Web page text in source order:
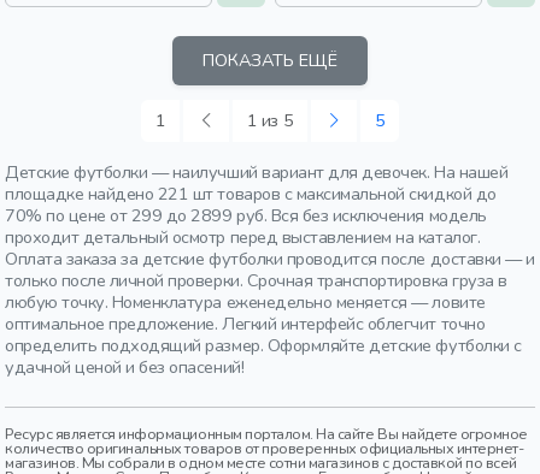
ПОКАЗАТЬ ЕЩЁ
1 1 из 5 5
Детские футболки — наилучший вариант для девочек. На нашей
площадке найдено 221 шт товаров с максимальной скидкой до
70% по цене от 299 до 2899 руб. Вся без исключения модель
проходит детальный осмотр перед выставлением на каталог.
Оплата заказа за детские футболки проводится после доставки — и
только после личной проверки. Срочная транспортировка груза в
любую точку. Номенклатура еженедельно меняется — ловите
оптимальное предложение. Легкий интерфейс облегчит точно
определить подходящий размер. Оформляйте детские футболки с
удачной ценой и без опасений!
Ресурс является информационным порталом. На сайте Вы найдете огромное
количество оригинальных товаров от проверенных официальных интернет-
магазинов. Мы собрали в одном месте сотни магазинов с доставкой по всей